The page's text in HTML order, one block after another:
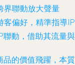
界聯動放大聲量
客偏好，精準指導
動，借助其流量
的價值飛躍，本